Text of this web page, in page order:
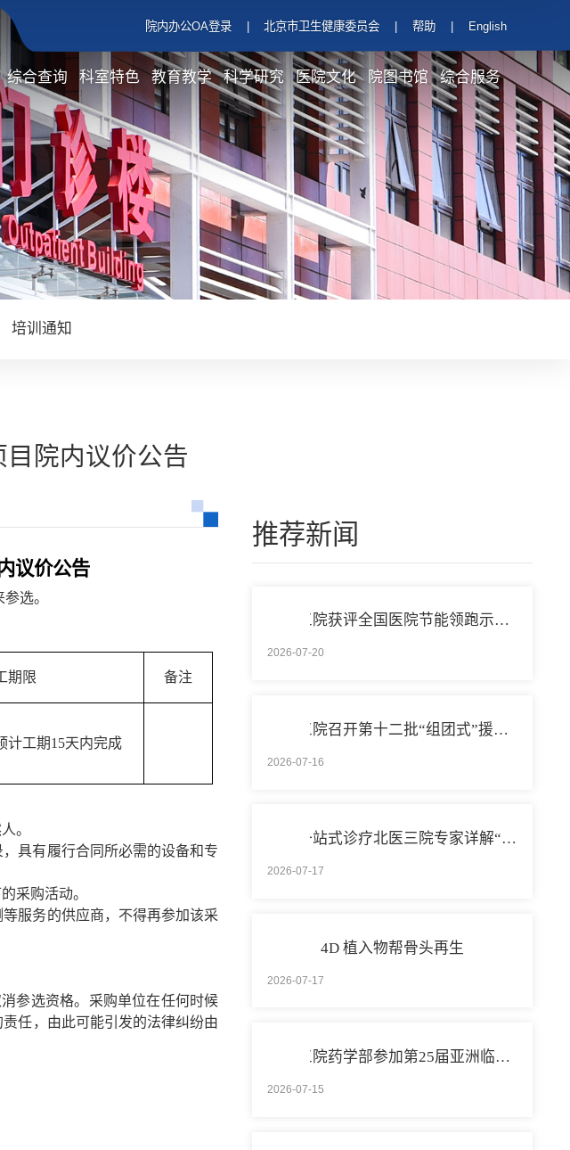
院内办公OA登录 北京市卫生健康委员会 帮助 English
综合查询 科室特色 教育教学 科学研究 医院文化 院图书馆 综合服务
培训通知
院内议价公告
议价公告
选。
期限 备注
计工期15天内完成
。
具有履行合同所必需的设备和专
采购活动。
服务的供应商，不得再参加该采
参选资格。采购单位在任何时候
任，由此可能引发的法律纠纷由
推荐新闻
北医三院获评全国医院节能领跑示范单位称号
2026-07-20
北医三院召开第十二批“组团式”援藏医疗队欢送会
2026-07-16
打造一站式诊疗北医三院专家详解“控糖”新模式
2026-07-17
4D 植入物帮骨头再生
2026-07-17
北医三院药学部参加第25届亚洲临床药学大会
2026-07-15